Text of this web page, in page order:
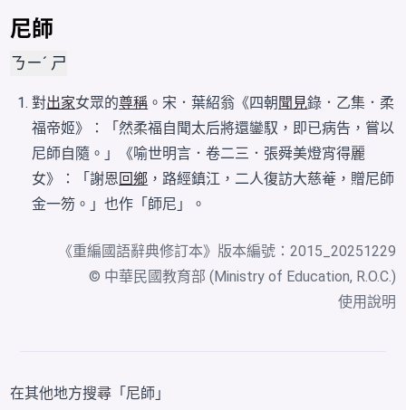
尼師
ㄋㄧˊ ㄕ
對出家女眾的尊稱 。宋．葉紹翁《四朝 聞見錄．乙集．柔
福帝姬》：「然柔福自聞太后將還鑾馭，即已病告，嘗以
尼師自隨。」《喻世明言．卷二三．張舜美燈宵得麗
女》：「謝恩回鄉 ，路經鎮江，二人復訪大慈菴，贈尼師
金一笏。」也作「師尼」。
《重編國語辭典修訂本》版本編號：2015_20251229
© 中華民國教育部 (Ministry of Education, R.O.C.)
使用說明
在其他地方搜尋「尼師」